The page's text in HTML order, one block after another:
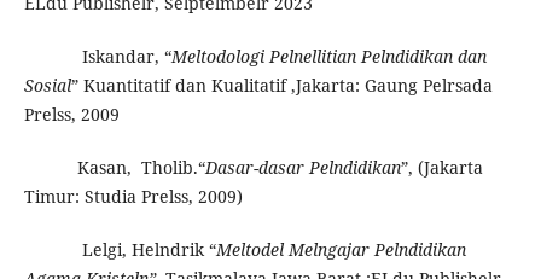
Iskandar, “Meltodologi Pelnellitian Pelndidikan dan
Sosial” Kuantitatif dan Kualitatif ,Jakarta: Gaung Pelrsada
Prelss, 2009
Kasan, Tholib.“Dasar-dasar Pelndidikan”, (Jakarta
Timur: Studia Prelss, 2009)
Lelgi, Helndrik “Meltodel Melngajar Pelndidikan